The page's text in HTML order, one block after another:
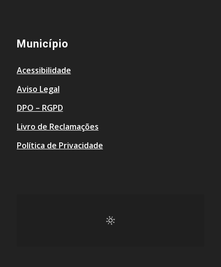
Município
Acessibilidade
Aviso Legal
DPO – RGPD
Livro de Reclamações
Política de Privacidade